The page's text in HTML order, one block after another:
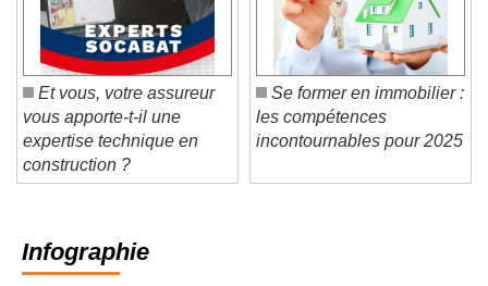
Et vous, votre assureur
vous apporte-t-il une
expertise technique en
construction ?
Se former en immobilier :
les compétences
Infographie